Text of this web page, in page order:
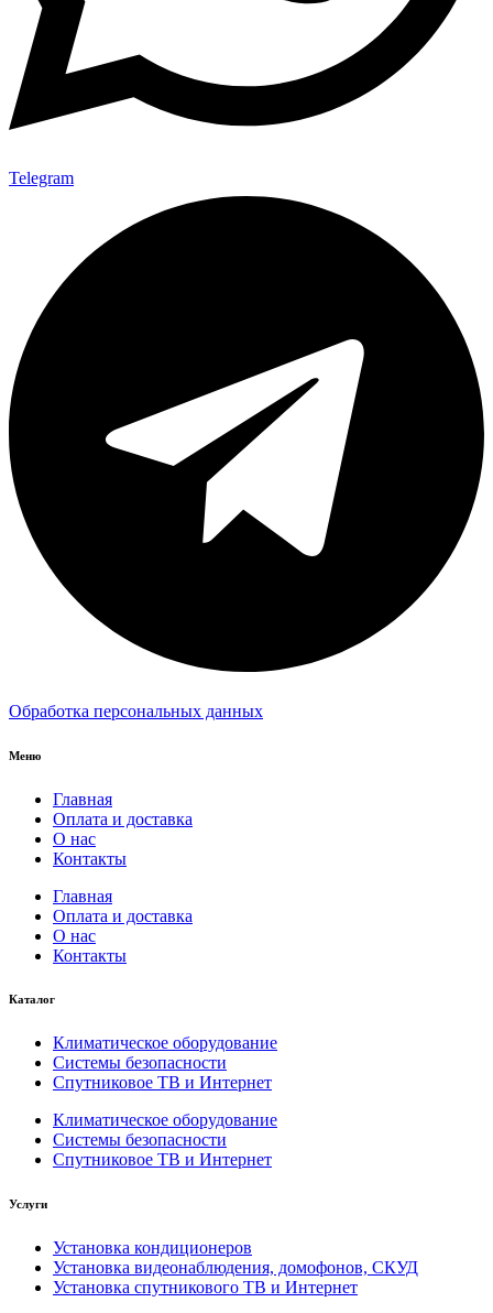
Telegram
Обработка персональных данных
Меню
Главная
Оплата и доставка
О нас
Контакты
Главная
Оплата и доставка
О нас
Контакты
Каталог
Климатическое оборудование
Системы безопасности
Спутниковое ТВ и Интернет
Климатическое оборудование
Системы безопасности
Спутниковое ТВ и Интернет
Услуги
Установка кондиционеров
Установка видеонаблюдения, домофонов, СКУД
Установка спутникового ТВ и Интернет